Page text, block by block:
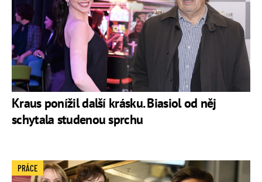
Kraus ponížil další krásku. Biasiol od něj
schytala studenou sprchu
PRÁCE